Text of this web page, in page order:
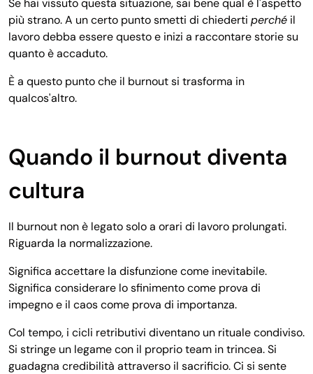
più strano. A un certo punto smetti di chiederti perché il
lavoro debba essere questo e inizi a raccontare storie su
quanto è accaduto.
È a questo punto che il burnout si trasforma in
qualcos'altro.
Quando il burnout diventa
cultura
Il burnout non è legato solo a orari di lavoro prolungati.
Riguarda la normalizzazione.
Significa accettare la disfunzione come inevitabile.
Significa considerare lo sfinimento come prova di
impegno e il caos come prova di importanza.
Col tempo, i cicli retributivi diventano un rituale condiviso.
Si stringe un legame con il proprio team in trincea. Si
guadagna credibilità attraverso il sacrificio. Ci si sente